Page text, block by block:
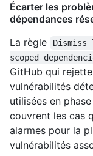
Écarter les
dépendances
La règle
Dismiss
scoped
GitHub qui
vulnérabilités
utilisées en
couvrent les cas
alarmes pour la
vulnérabilités